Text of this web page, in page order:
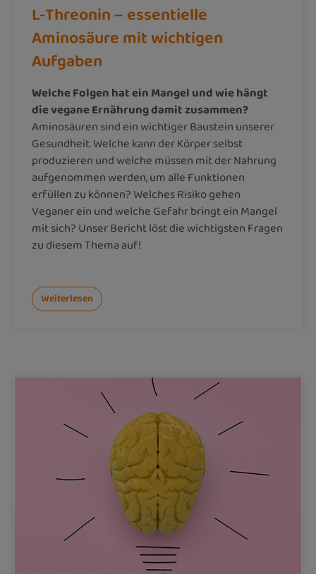
L-Threonin – essentielle
Aminosäure mit wichtigen
Aufgaben
Welche Folgen hat ein Mangel und wie hängt
die vegane Ernährung damit zusammen?
Aminosäuren sind ein wichtiger Baustein unserer
Gesundheit. Welche kann der Körper selbst
produzieren und welche müssen mit der Nahrung
aufgenommen werden, um alle Funktionen
erfüllen zu können? Welches Risiko gehen
Veganer ein und welche Gefahr bringt ein Mangel
mit sich? Unser Bericht löst die wichtigsten Fragen
zu diesem Thema auf!
Weiterlesen